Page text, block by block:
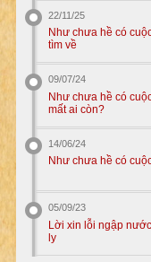
22/11/25
Như chưa hề có
tìm về
09/07/24
Như chưa hề có
mất ai còn?
14/06/24
Như chưa hề có
05/09/23
Lời xin lỗi ngập
ly